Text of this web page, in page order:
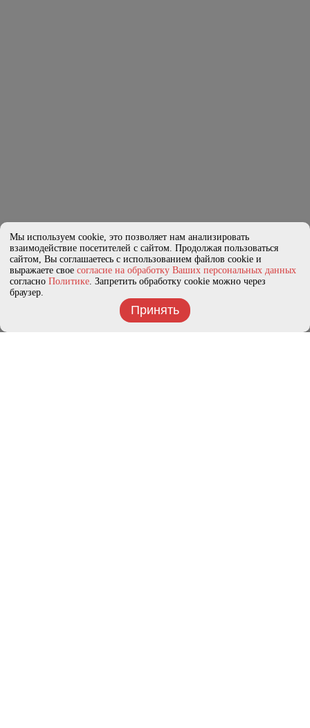
Мы используем cookie, это позволяет нам анализировать
взаимодействие посетителей с сайтом. Продолжая пользоваться
сайтом, Вы соглашаетесь с использованием файлов cookie и
выражаете свое согласие на обработку Ваших персональных данных
согласно Политике. Запретить обработку cookie можно через
браузер.
Принять